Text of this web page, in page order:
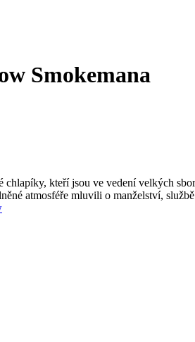
Smokemana
kteří jsou ve vedení velkých
atmosféře mluvili o manželství,